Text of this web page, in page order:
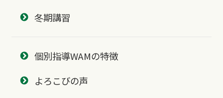
冬期講習
個別指導WAMの特徴
よろこびの声